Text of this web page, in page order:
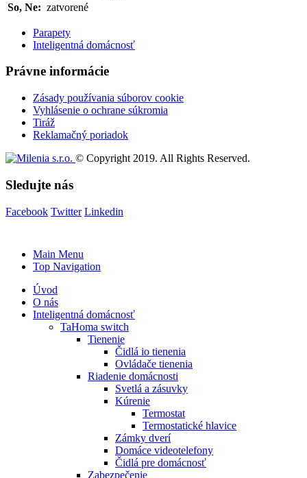
So, Ne: zatvorené
Parapety
Inteligentná domácnosť
Právne informácie
Zásady používania súborov cookie
Vyhlásenie o ochrane súkromia
Tiráž
Reklamačný poriadok
© Copyright 2019. All Rights Reserved.
Sledujte nás
Facebook Twitter Linkedin
Main Menu
Top Navigation
Úvod
O nás
Inteligentná domácnosť
TaHoma switch
Tienenie
Čidlá io tienenia
Ovládače tienenia
Riadenie domácnosti
Svetlá a zásuvky
Kúrenie
Termostat
Termostatické hlavice
Zámky dverí
Domáce videotelefony
Čidlá pre domácnosť
Zabezpečenie